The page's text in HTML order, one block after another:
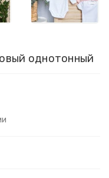
однотонный